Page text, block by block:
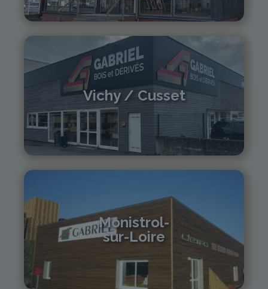
lexpo@gabriel-sa.fr
Vichy / Cusset
04 70 97 56 39
cusset@gabriel-sa.fr
Monistrol-
sur-Loire
monistrol@gabriel-sa.fr